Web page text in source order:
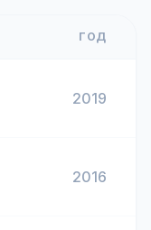
ГОД
2019
2016